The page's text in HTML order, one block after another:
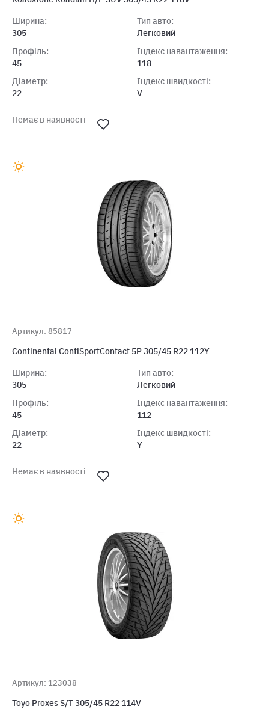
Ширина:
305
Профіль:
45
Діаметр:
22
Тип авто:
Легковий
Індекс навантаження:
118
Індекс швидкості:
V
Немає в наявності
Артикул: 85817
Continental ContiSportContact 5P 305/45 R22 112Y
Ширина:
305
Профіль:
45
Діаметр:
22
Тип авто:
Легковий
Індекс навантаження:
112
Індекс швидкості:
Y
Немає в наявності
Артикул: 123038
Toyo Proxes S/T 305/45 R22 114V